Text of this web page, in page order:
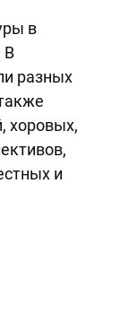
в
В
разных
хоровых,
и